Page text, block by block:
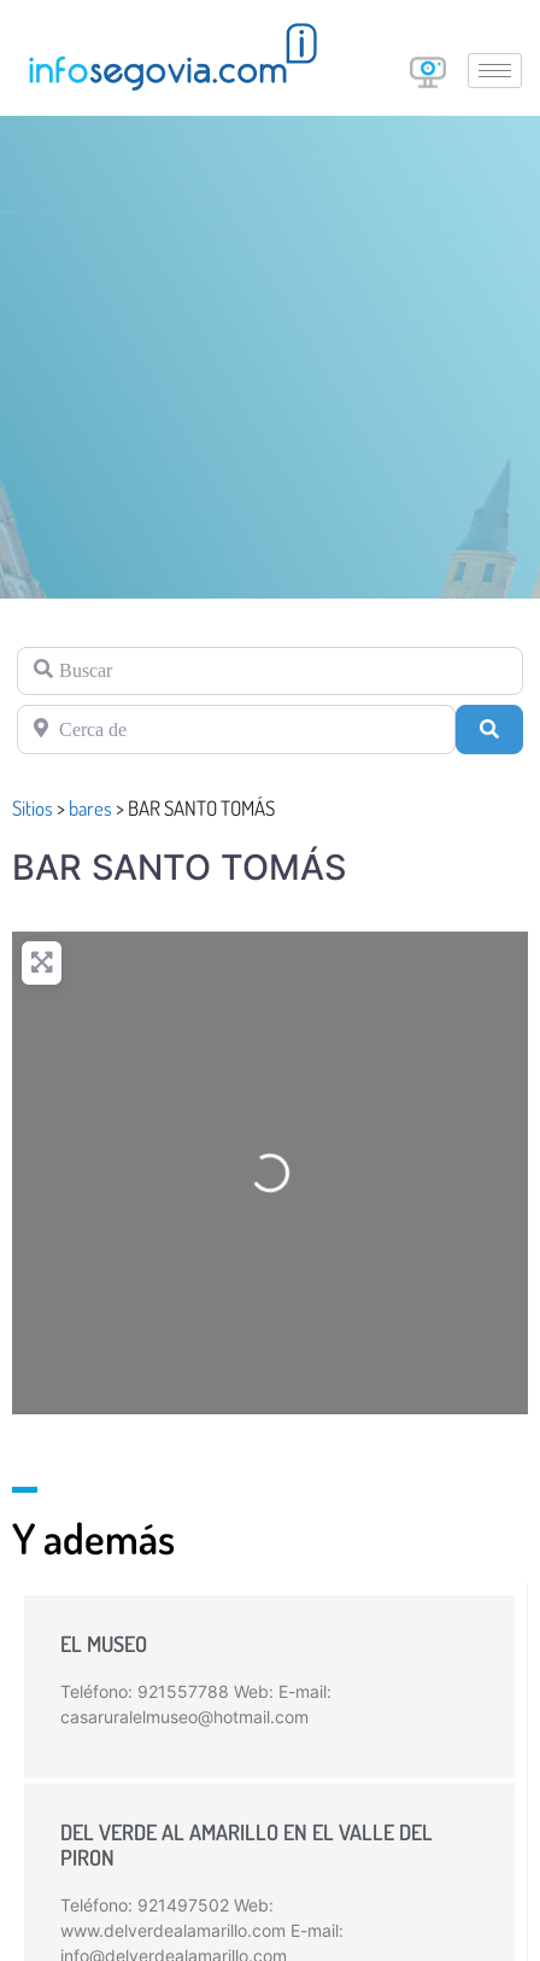
Buscar
Cerca de
Sitios >bares >BAR SANTO TOMÁS
BAR SANTO TOMÁS
Cargando…
Y además
EL MUSEO
Teléfono: 921557788 Web: E-mail:
casaruralelmuseo@hotmail.com
DEL VERDE AL AMARILLO EN EL VALLE DEL
PIRON
Teléfono: 921497502 Web:
www.delverdealamarillo.com E-mail:
info@delverdealamarillo.com